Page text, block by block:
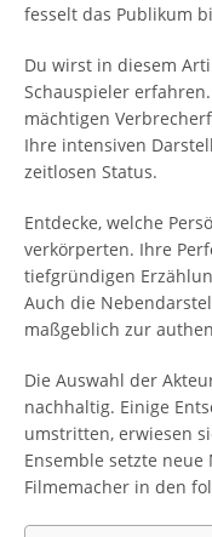
fesselt das Publikum
Du wirst in diesem
Schauspieler
mächtigen
Ihre intensiven
zeitlosen Status.
Entdecke, welche
verkörperten. Ihre
tiefgründigen
Auch die
maßgeblich zur
Die Auswahl der
nachhaltig. Einige
umstritten, erwiesen
Ensemble setzte
Filmemacher in den